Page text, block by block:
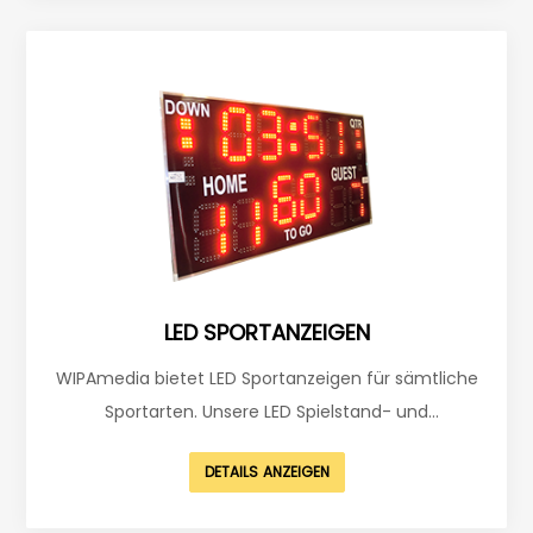
LED SPORTANZEIGEN
WIPAmedia bietet LED Sportanzeigen für sämtliche
Sportarten. Unsere LED Spielstand- und
Preis-Leistungsverhältnisses für jede Vereinsgröße
DETAILS ANZEIGEN